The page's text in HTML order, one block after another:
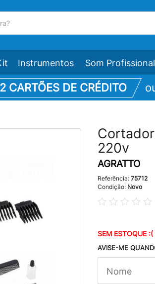
Instrumentos Som Profissional
2 CARTÕES DE CRÉDITO
220v
AGRATTO
Referência: 75712
Condição: Novo
SEM ESTOQUE :(
AVISE-ME